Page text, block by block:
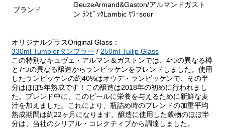
ブランド
GeuzeArmand&Gaston/アルマンドガスト
ン ﾗﾝﾋﾞｯｸLambic ｻﾜｰsour
オリジナルグラスOriginal Glass：
330ml Tumblerタンブラー / 250ml Tuilip Glass
この特別なキュヴェ・アルマン＆ガストンでは、4つの異なる樽
と7つの異なる醸造からランビッケンをブレンドしました。使用
したランビッケンの約40%はオウデ・ランビッケンで、その半
分はほぼ5年熟成です！この醸造は2018年の初めに行われまし
た。ブレンド中に、このビールに栄養を与えるために新鮮な麦
汁を加えました。これにより、瓶詰め時のブレンドの加重平均
熟成期間は約22ヶ月になります。醸造に使用した穀物のほぼ半
分は、当社のシリアル・コレクティブから調達しました。